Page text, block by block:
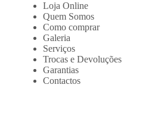
Loja Online
Quem Somos
Como comprar
Galeria
Serviços
Trocas e Devoluções
Garantias
Contactos